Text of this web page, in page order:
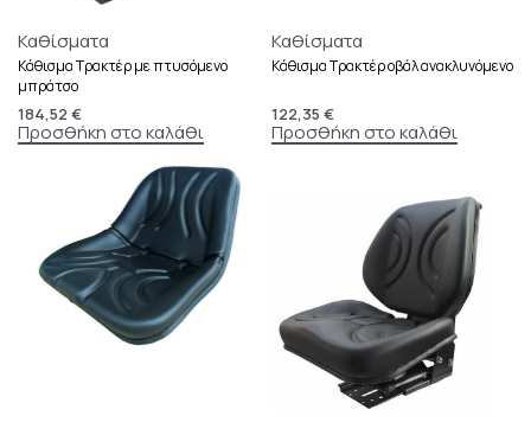
Καθίσματα
Κάθισμα Τρακτέρ με πτυσόμενο
μπράτσο
184,52 €
Προσθήκη στο καλάθι
Καθίσματα
Κάθισμα Τρακτέρ οβάλ ανακλυνόμενο
122,35 €
Προσθήκη στο καλάθι